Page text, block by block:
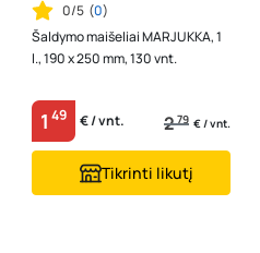
0/5 (0)
Šaldymo maišeliai MARJUKKA, 1
l., 190 x 250 mm, 130 vnt.
1 49 € / vnt. 279 € / vnt.
Tikrinti likutį